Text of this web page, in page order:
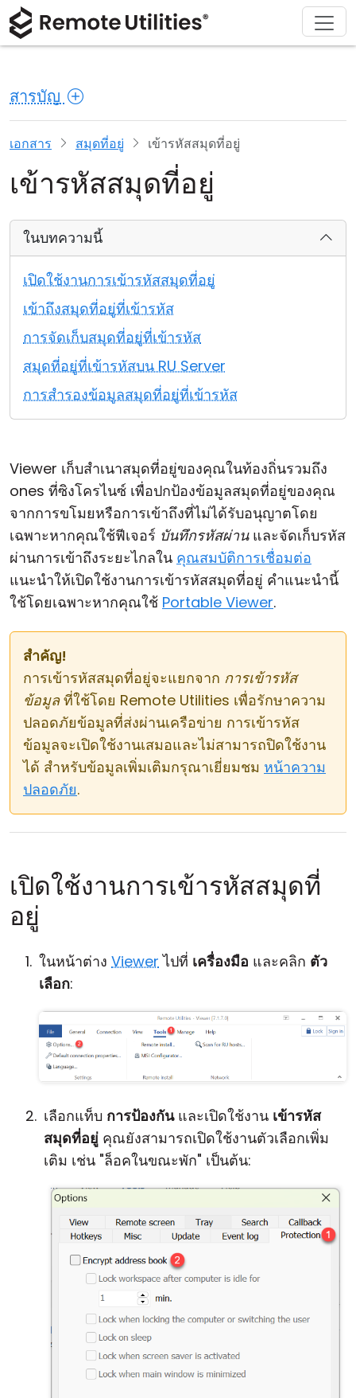
สารบัญ
เอกสาร สมุดที่อยู่ เข้ารหัสสมุดที่อยู่
เข้ารหัสสมุดที่อยู่
ในบทความนี้
เปิดใช้งานการเข้ารหัสสมุดที่อยู่
เข้าถึงสมุดที่อยู่ที่เข้ารหัส
การจัดเก็บสมุดที่อยู่ที่เข้ารหัส
สมุดที่อยู่ที่เข้ารหัสบน RU Server
การสำรองข้อมูลสมุดที่อยู่ที่เข้ารหัส
Viewer เก็บสำเนาสมุดที่อยู่ของคุณในท้องถิ่นรวมถึง
ones ที่ซิงโครไนซ์ เพื่อปกป้องข้อมูลสมุดที่อยู่ของคุณ
จากการขโมยหรือการเข้าถึงที่ไม่ได้รับอนุญาตโดย
เฉพาะหากคุณใช้ฟีเจอร์ บันทึกรหัสผ่านและจัดเก็บรหัส
ผ่านการเข้าถึงระยะไกลใน คุณสมบัติการเชื่อมต่อ
แนะนำให้เปิดใช้งานการเข้ารหัสสมุดที่อยู่ คำแนะนำนี้
ใช้โดยเฉพาะหากคุณใช้ Portable Viewer.
สำคัญ!
การเข้ารหัสสมุดที่อยู่จะแยกจาก การเข้ารหัส
ข้อมูลที่ใช้โดย Remote Utilities เพื่อรักษาความ
ปลอดภัยข้อมูลที่ส่งผ่านเครือข่าย การเข้ารหัส
ข้อมูลจะเปิดใช้งานเสมอและไม่สามารถปิดใช้งาน
ได้ สำหรับข้อมูลเพิ่มเติมกรุณาเยี่ยมชม หน้าความ
ปลอดภัย.
เปิดใช้งานการเข้ารหัสสมุดที่
อยู่
ในหน้าต่าง Viewerไปที่ เครื่องมือ และคลิก ตัว
เลือก:
เลือกแท็บ การป้องกันและเปิดใช้งาน เข้ารหัส
สมุดที่อยู่ คุณยังสามารถเปิดใช้งานตัวเลือกเพิ่ม
เติม เช่น "ล็อคในขณะพัก" เป็นต้น:
ผลิตภัณฑ์
ความปลอดภัย
ภาพหน้าจอ
หมายเหตุประจำรุ่น
โหมดการเชื่อมต่อ
การเข้าถึงแบบไม่ต้องดูแล
การสนับสนุน Active Directory
การกำหนดค่า MSI
คลาวด์ & ออน-พรีมิส
โซลูชัน
การผลิตและการค้าปลีก
การดูแลสุขภาพ
การศึกษาและรัฐบาล
เทคโนโลยีสารสนเทศ
ดาวน์โหลด
macOS
Linux
iOS/Android
ซื้อ
ผู้ช่วยใบอนุญาต
อัปเกรดใบอนุญาตของคุณ
สนับสนุน
เอกสารประกอบ
ฐานความรู้
เกี่ยวกับ
ห้องข่าว
เขียนรีวิว